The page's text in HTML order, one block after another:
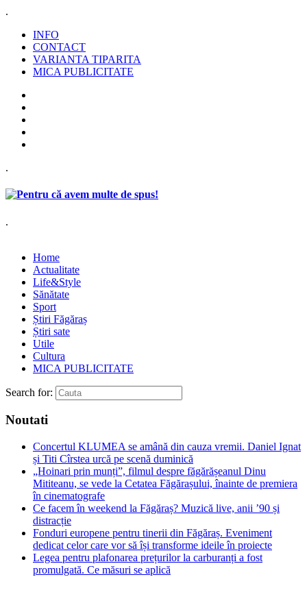
.
INFO
CONTACT
VARIANTA TIPARITA
MICA PUBLICITATE
.
.
Home
Actualitate
Life&Style
Sănătate
Sport
Știri Făgăraș
Știri sate
Utile
Cultura
MICA PUBLICITATE
Search for:
Noutati
Concertul KLUMEA se amână din cauza vremii. Daniel Ignat
și Titi Cîrstea urcă pe scenă duminică
„Hoinari prin munți”, filmul despre făgărășeanul Dinu
Mititeanu, se vede la Cetatea Făgărașului, înainte de premiera
în cinematografe
Ce facem în weekend la Făgăraș? Muzică live, anii ’90 și
distracție
Fonduri europene pentru tinerii din Făgăraș. Eveniment
dedicat celor care vor să își transforme ideile în proiecte
Legea pentru plafonarea prețurilor la carburanți a fost
promulgată. Ce măsuri se aplică